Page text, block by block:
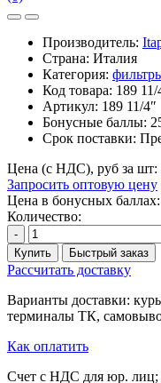
Производитель:
Страна: Италия
Категория:
Код товара: 189
Артикул: 189 11/4″
Бонусные баллы:
Срок поставки:
Цена (с НДС), руб за шт:
Запросить оптовую цену
Цена в бонусных баллах:
Количество:
-
Купить
Быстрый заказ
Рассчитать доставку
Варианты доставки:
терминалы ТК,
Как оплатить
Счет с НДС для юр. лиц;